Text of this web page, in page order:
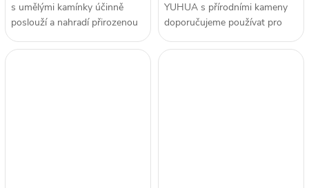
s umělými kamínky účinně
poslouží a nahradí přirozenou
a prospěšnou chůzi po
kamínkách v...
YUHUA s přírodními kameny
doporučujeme používat pro
polohu vleže, tak pro
chůzi. Masáž...